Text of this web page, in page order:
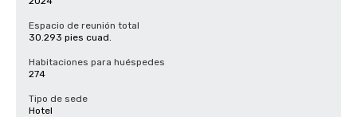
Espacio de reunión total
30.293 pies cuad.
Habitaciones para huéspedes
274
Tipo de sede
Hotel